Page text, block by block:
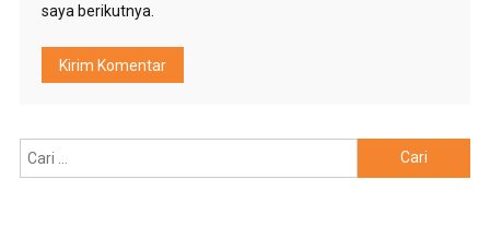
saya berikutnya.
untuk: